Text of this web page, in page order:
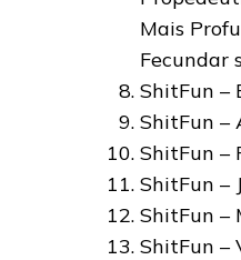
Mais
Fecundar
ShitFun –
ShitFun –
ShitFun –
ShitFun –
ShitFun –
ShitFun –